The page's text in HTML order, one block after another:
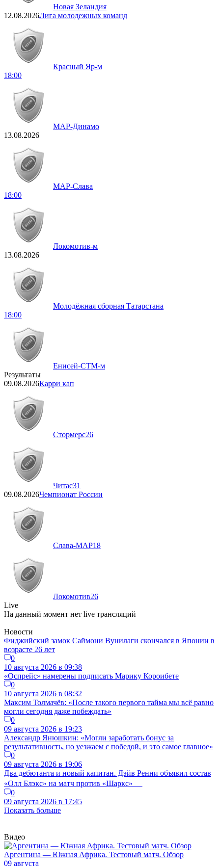
Новая Зеландия
12.08.2026Лига молодежных команд
Красный Яр-м
18:00
МАР-Динамо
13.08.2026
МАР-Слава
18:00
Локомотив-м
13.08.2026
Молодёжная сборная Татарстана
18:00
Енисей-СТМ-м
Результаты
09.08.2026Карри кап
Стормерс26
Читас31
09.08.2026Чемпионат России
Слава-МАР18
Локомотив26
Live
На данный момент нет live трансляций
Новости
Фиджийский замок Саймони Вунилаги скончался в Японии в
возрасте 26 лет
0
10 августа 2026 в 09:38
«Оспрейс» намерены подписать Марику Короибете
0
10 августа 2026 в 08:32
Максим Толмачёв: «После такого первого тайма мы всё равно
могли сегодня даже побеждать»
0
09 августа 2026 в 19:23
Александр Янюшкин: «Могли заработать бонус за
результативность, но уезжаем с победой, и это самое главное»
0
09 августа 2026 в 19:06
Два дебютанта и новый капитан. Дэйв Ренни объявил состав
«Олл Блэкс» на матч против «Шаркс»
0
09 августа 2026 в 17:45
Показать больше
Видео
Аргентина — Южная Африка. Тестовый матч. Обзор
09 августа